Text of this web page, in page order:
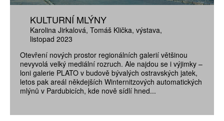
KULTURNÍ MLÝNY
Karolina Jirkalová Tomáš Klička výstava
listopad 2023
Otevření nových prostor regionálních galerií většinou
nevyvolá velký mediální rozruch. Ale najdou se i výjimky –
loni galerie PLATO v budově bývalých ostravských jatek,
letos pak areál někdejších Winternitzových automatických
mlýnů v Pardubicích, kde nově sídlí hned...